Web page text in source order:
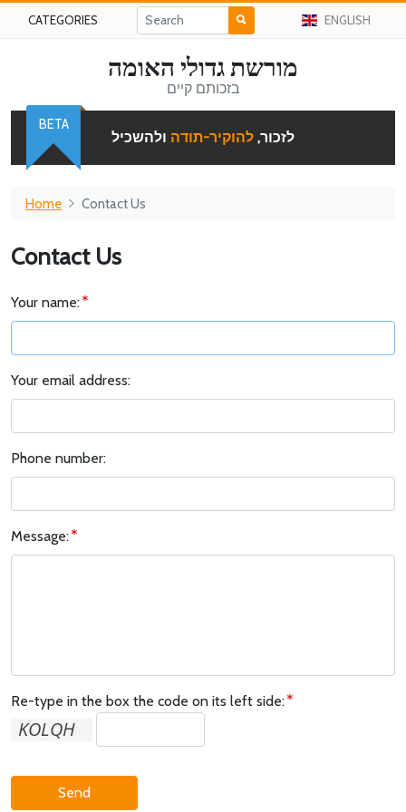
CATEGORIES ENGLISH
מורשת גדולי האומה
בזכותם קיים
לזכור, להוקיר-תודה ולהשכיל
BETA
Home Contact Us
Contact Us
Your name:
Your email address:
Phone number:
Message:
Re-type in the box the code on its left side:
Send